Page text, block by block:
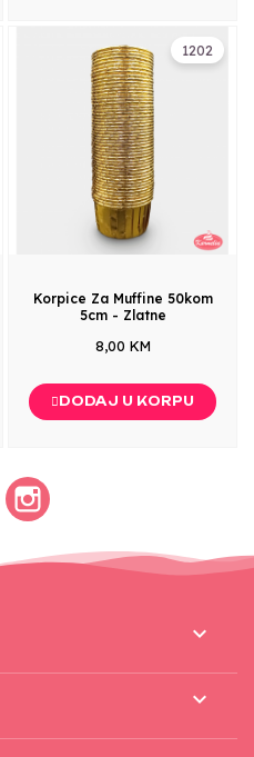
1202
Korpice Za Muffine 50kom
5cm - Zlatne
8,00 KM
DODAJ U KORPU
Facebook

